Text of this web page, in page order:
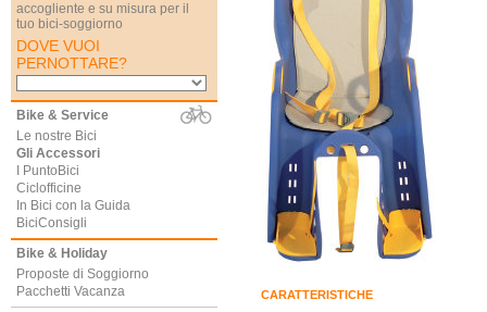
accogliente e su misura per il
tuo bici-soggiorno
DOVE VUOI
PERNOTTARE?
Bike & Service
Le nostre Bici
Gli Accessori
I PuntoBici
Ciclofficine
In Bici con la Guida
BiciConsigli
Bike & Holiday
Proposte di Soggiorno
Pacchetti Vacanza
CARATTERISTICHE